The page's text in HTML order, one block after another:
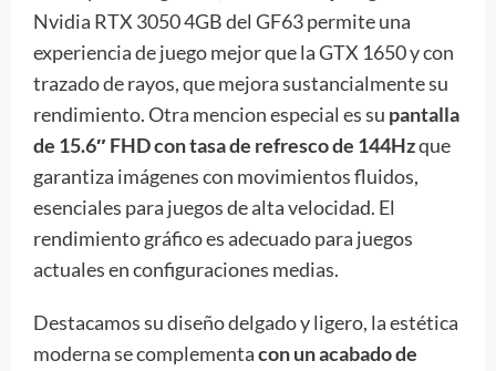
Nvidia RTX 3050 4GB del GF63 permite una
experiencia de juego mejor que la GTX 1650 y con
trazado de rayos, que mejora sustancialmente su
rendimiento. Otra mencion especial es su pantalla
de 15.6″ FHD con tasa de refresco de 144Hzque
garantiza imágenes con movimientos fluidos,
esenciales para juegos de alta velocidad. El
rendimiento gráfico es adecuado para juegos
actuales en configuraciones medias.
Destacamos su diseño delgado y ligero, la estética
moderna se complementacon un acabado de